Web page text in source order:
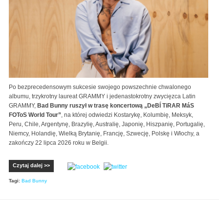
Po bezprecedensowym sukcesie swojego powszechnie chwalonego
albumu, trzykrotny laureat GRAMMY i jedenastokrotny zwycięzca Latin
GRAMMY, Bad Bunny ruszył w trasę koncertową „DeBÍ TiRAR MáS
FOToS World Tour”, na której odwiedzi Kostarykę, Kolumbię, Meksyk,
Peru, Chile, Argentynę, Brazylię, Australię, Japonię, Hiszpanię, Portugalię,
Niemcy, Holandię, Wielką Brytanię, Francję, Szwecję, Polskę i Włochy, a
zakończy 22 lipca 2026 roku w Belgii.
Czytaj dalej >>
Tagi: Bad Bunny